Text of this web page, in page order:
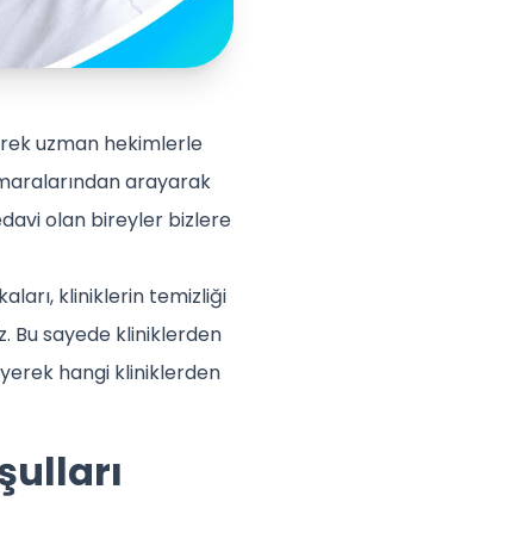
uzman hekimlerle
arayarak
olan bireyler bizlere
kliniklerin temizliği
Bu sayede kliniklerden
hangi kliniklerden